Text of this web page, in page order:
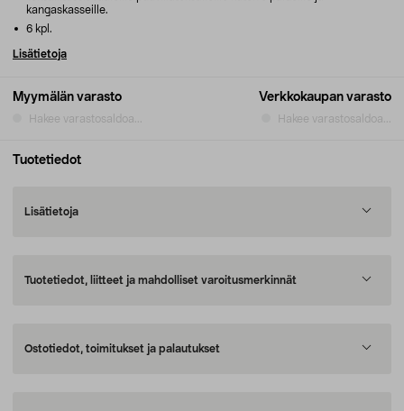
Myymälän varasto
Hakee varastosaldoa...
Verkkokaupan varasto
Hakee varastosaldoa...
kangaskasseille.
6 kpl.
Lisätietoja
Tuotetiedot
Lisätietoja
Tuotetiedot, liitteet ja mahdolliset varoitusmerkinnät
Ostotiedot, toimitukset ja palautukset